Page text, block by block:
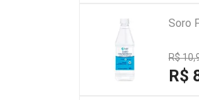
Soro
R$
R$